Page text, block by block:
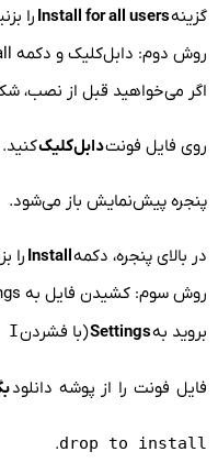
گزینهInstall for all usersرا
روش دوم: دابل‌کلیک و دکمه Install
اگر می‌خواهید قبل از نصب،
روی فایل فونتدابل‌کلیککنید.
پنجره پیش‌نمایش باز می‌شود.
در بالای پنجره، دکمهInstallرا
روش سوم: کشیدن فایل به Settings (ویندوز ۱۰ و ۱۱)
بروید بهSettings(با فشردنI
فایل فونت را از پوشه دانلود
drop to install
.